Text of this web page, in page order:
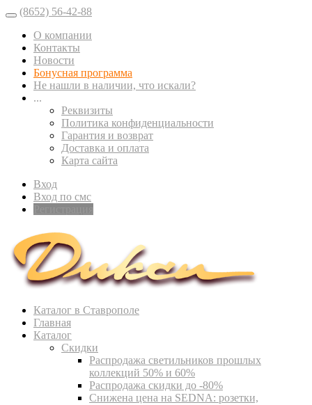
(8652) 56-42-88
О компании
Контакты
Новости
Бонусная программа
Не нашли в наличии, что искали?
...
Реквизиты
Политика конфиденциальности
Гарантия и возврат
Доставка и оплата
Карта сайта
Вход
Вход по смс
Каталог в Ставрополе
Главная
Каталог
Скидки
Распродажа светильников прошлых
коллекций 50% и 60%
Распродажа скидки до -80%
Cнижена цена на SEDNA: розетки,